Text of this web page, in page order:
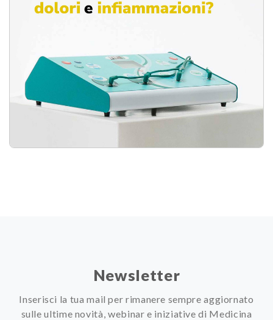
Newsletter
Inserisci la tua mail per rimanere sempre aggiornato
sulle ultime novità, webinar e iniziative di Medicina